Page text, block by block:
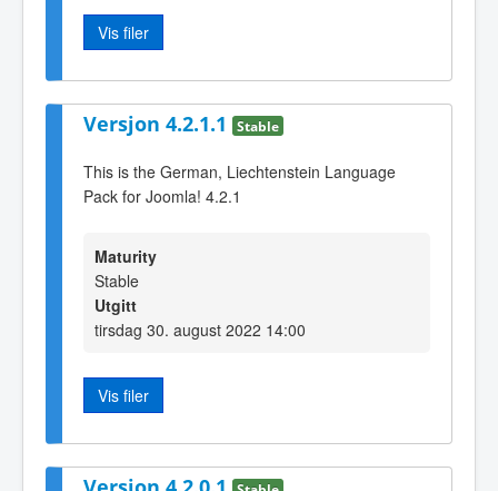
Vis filer
Versjon 4.2.1.1 Stable
This is the German, Liechtenstein Language
Pack for Joomla! 4.2.1
Maturity
Stable
Utgitt
tirsdag 30. august 2022 14:00
Vis filer